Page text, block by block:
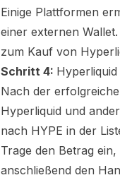
Einige Plattformen
einer externen
zum Kauf von
Schritt 4: Hyperliquid
Nach der
Hyperliquid und
nach HYPE in der
Trage den Betrag ein,
anschließend den